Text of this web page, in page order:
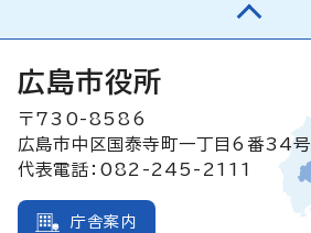
広島市役所
〒730-8586
広島市中区国泰寺町一丁目6番34号
代表電話：082-245-2111
庁舎案内